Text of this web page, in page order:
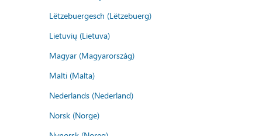
Lëtzebuergesch (Lëtzebuerg)
Lietuvių (Lietuva)
Magyar (Magyarország)
Malti (Malta)
Nederlands (Nederland)
Norsk (Norge)